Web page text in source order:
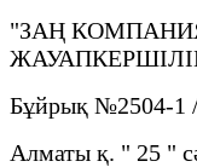
"ЗАҢ
Бұйрық №2504-1
Алматы қ. " 25 "